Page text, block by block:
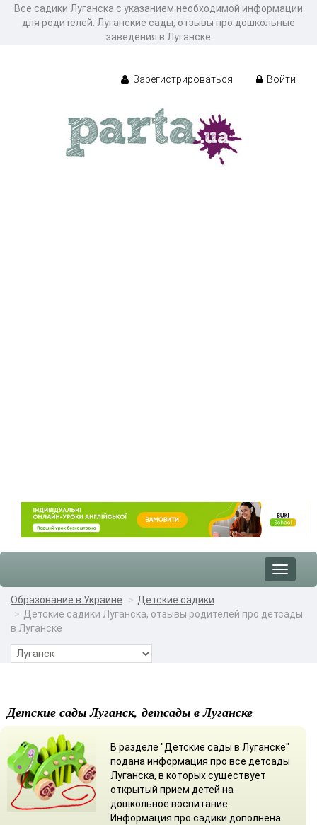
Все садики Луганска с указанием необходимой информации
для родителей. Луганские сады, отзывы про дошкольные
заведения в Луганске
Зарегистрироваться Войти
Toggle
Образование в Украине
Детские садики
Детские садики Луганска, отзывы родителей про детсады
в Луганске
Детские сады Луганск, детсады в Луганске
В разделе "Детские сады в Луганске"
подана информация про все детсады
Луганска, в которых существует
открытый прием детей на
дошкольное воспитание.
Информация про садики дополнена